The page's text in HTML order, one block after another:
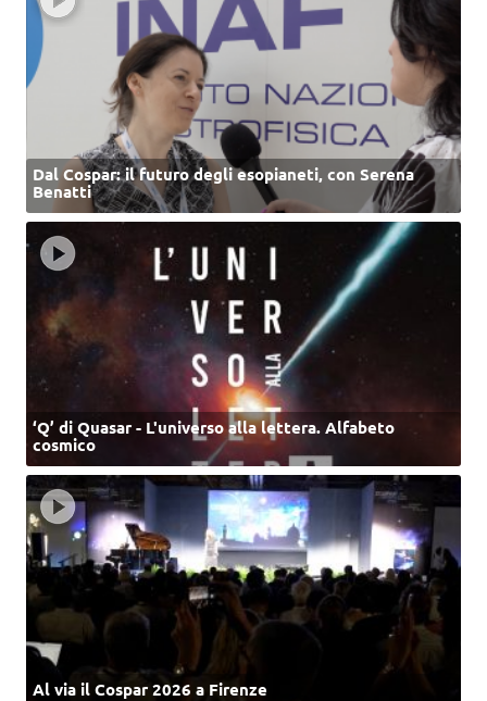
Dal Cospar: il futuro degli esopianeti, con Serena
Benatti
‘Q’ di Quasar - L'universo alla lettera. Alfabeto
cosmico
Al via il Cospar 2026 a Firenze